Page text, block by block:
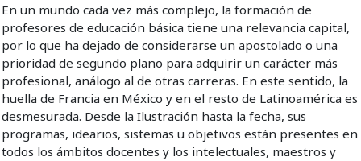
En un mundo cada vez más complejo, la formación de
profesores de educación básica tiene una relevancia capital,
por lo que ha dejado de considerarse un apostolado o una
prioridad de segundo plano para adquirir un carácter más
profesional, análogo al de otras carreras. En este sentido, la
huella de Francia en México y en el resto de Latinoamérica es
desmesurada. Desde la Ilustración hasta la fecha, sus
programas, idearios, sistemas u objetivos están presentes en
todos los ámbitos docentes y los intelectuales, maestros y